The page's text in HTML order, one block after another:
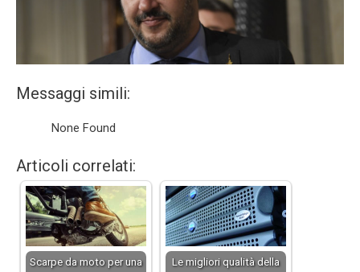
Messaggi simili:
None Found
Articoli correlati:
Scarpe da moto per una
Le migliori qualità della